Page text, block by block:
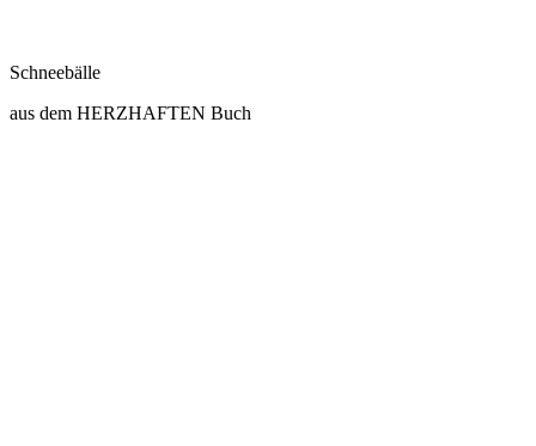
Schneebälle
aus dem HERZHAFTEN Buch